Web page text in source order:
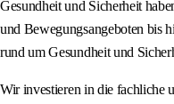
Gesundheit und Sicherheit
und Bewegungsangeboten bis
rund um Gesundheit und
Wir investieren in die fachliche